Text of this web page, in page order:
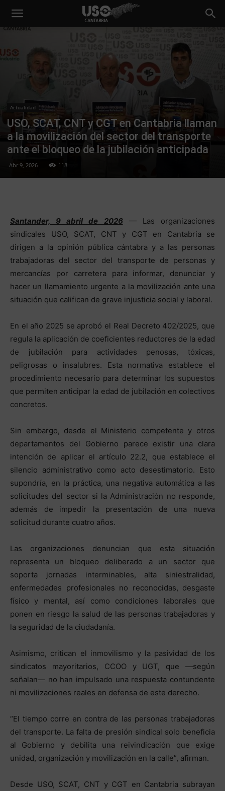
Actualidad
USO, SCAT, CNT y CGT en Cantabria llaman
a la movilización del sector del transporte
ante el bloqueo de la jubilación anticipada
Abr 9, 2026 118
Santander, 9 abril de 2026— Las organizaciones
sindicales USO, SCAT, CNT y CGT en Cantabria se
dirigen a la opinión pública cántabra y a las personas
trabajadoras del sector del transporte de personas y
mercancías por carretera para informar, denunciar y
hacer un llamamiento urgente a la movilización ante una
situación que califican de grave injusticia social y laboral.
En el año 2025 se aprobó el Real Decreto 402/2025, que
regula la aplicación de coeficientes reductores de la edad
de jubilación para actividades penosas, tóxicas,
peligrosas o insalubres. Esta normativa establece el
procedimiento necesario para determinar los supuestos
que permiten anticipar la edad de jubilación en colectivos
concretos.
Sin embargo, desde el Ministerio competente y otros
departamentos del Gobierno parece existir una clara
intención de aplicar el artículo 22.2, que establece el
silencio administrativo como acto desestimatorio. Esto
supondría, en la práctica, una negativa automática a las
solicitudes del sector si la Administración no responde,
además de impedir la presentación de una nueva
solicitud durante cuatro años.
Las organizaciones denuncian que esta situación
representa un bloqueo deliberado a un sector que
soporta jornadas interminables, alta siniestralidad,
enfermedades profesionales no reconocidas, desgaste
físico y mental, así como condiciones laborales que
ponen en riesgo la salud de las personas trabajadoras y
la seguridad de la ciudadanía.
Asimismo, critican el inmovilismo y la pasividad de los
sindicatos mayoritarios, CCOO y UGT, que —según
señalan— no han impulsado una respuesta contundente
ni movilizaciones reales en defensa de este derecho.
“El tiempo corre en contra de las personas trabajadoras
del transporte. La falta de presión sindical solo beneficia
al Gobierno y debilita una reivindicación que exige
unidad, organización y movilización en la calle”, afirman.
Desde USO, SCAT, CNT y CGT en Cantabria subrayan